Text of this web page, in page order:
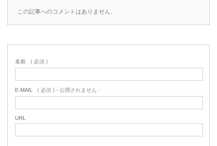
この記事へのコメントはありません。
名前 ( 必須 )
E-MAIL ( 必須 ) - 公開されません -
URL